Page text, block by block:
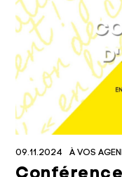
09.11.2024 À VOS